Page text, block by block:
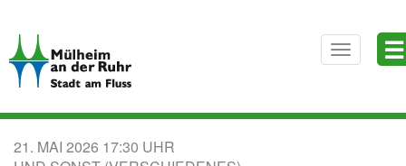
zum
Inhalt
Toggle
navigation
☰
21. MAI 2026 17:30